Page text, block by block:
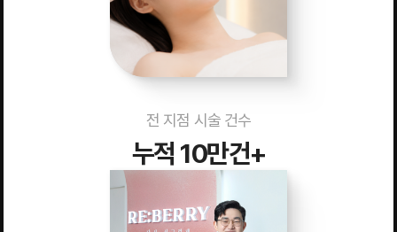
전 지점 시술 건수
누적 10만건+